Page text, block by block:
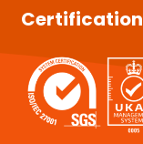
Certification